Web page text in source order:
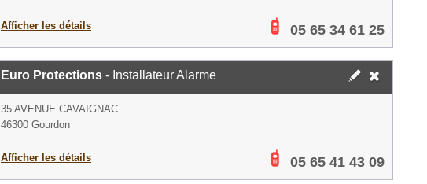
Afficher les détails 05 65 34 61 25
Euro Protections - Installateur Alarme
35 AVENUE CAVAIGNAC
46300 Gourdon
Afficher les détails 05 65 41 43 09